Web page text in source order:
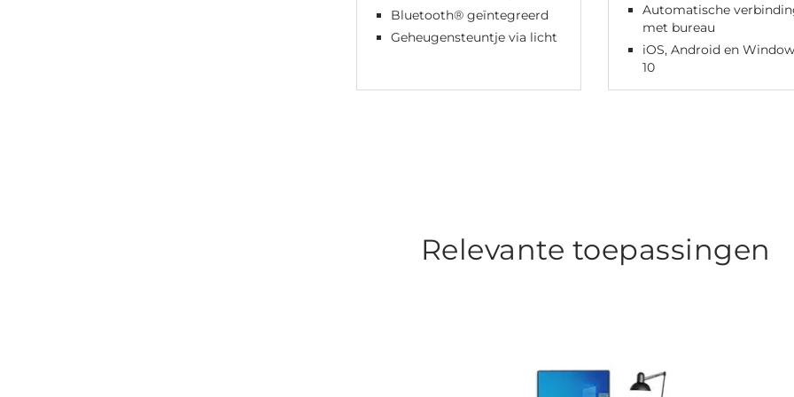
Bluetooth® geïntegreerd
Geheugensteuntje via licht
Automatische
met bureau
iOS, Android en
10
Relevante toepassingen